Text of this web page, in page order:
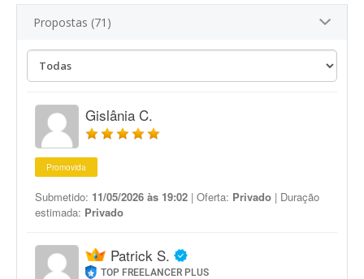
Propostas (71)
Gislânia C.
Promovida
Submetido: 11/05/2026 às 19:02 | Oferta: Privado | Duração
estimada: Privado
Patrick S.
TOP FREELANCER PLUS